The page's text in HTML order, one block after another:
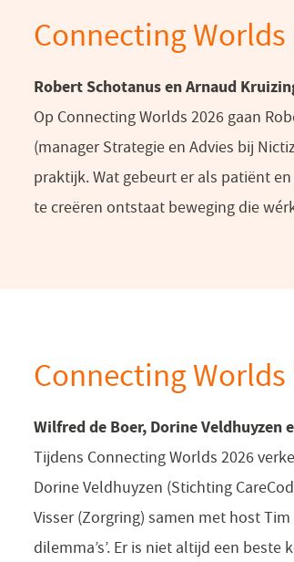
Connecting Worlds
Robert Schotanus en Arnaud
Op Connecting Worlds 2026 gaan
(manager Strategie en Advies bij
praktijk. Wat gebeurt er als patiënt
te creëren ontstaat beweging die
Connecting Worlds
Wilfred de Boer, Dorine Veldhuyzen
Tijdens Connecting Worlds 2026
Dorine Veldhuyzen (Stichting
Visser (Zorgring) samen met host
dilemma’s’. Er is niet altijd een